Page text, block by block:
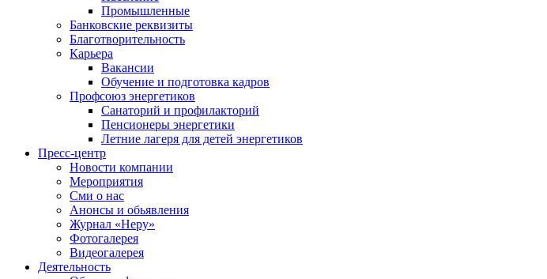
Промышленные
Банковские реквизиты
Благотворительность
Карьера
Вакансии
Обучение и подготовка кадров
Профсоюз энергетиков
Санаторий и профилакторий
Пенсионеры энергетики
Летние лагеря для детей энергетиков
Пресс-центр
Новости компании
Мероприятия
Сми о нас
Анонсы и обьявления
Журнал «Неру»
Фотогалерея
Видеогалерея
Деятельность